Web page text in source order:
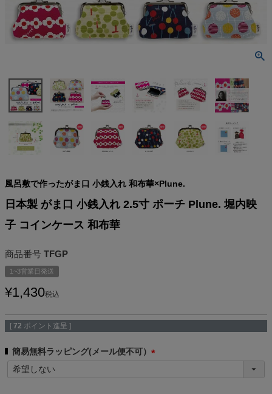
風呂敷で作ったがま口 小銭入れ 和布華×Plune.
日本製 がま口 小銭入れ 2.5寸 ポーチ Plune. 堀内映
子 コインケース 和布華
商品番号 TFGP
1~3営業日発送
¥1,430税込
[ 72 ポイント進呈 ]
簡易無料ラッピング(メール便不可）
必